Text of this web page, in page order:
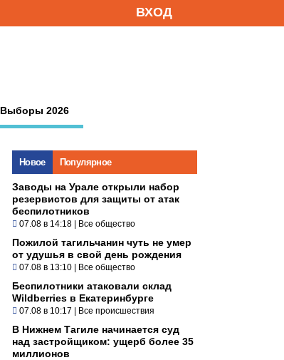
ВХОД
Выборы 2026
Новое Популярное
Заводы на Урале открыли набор
резервистов для защиты от атак
беспилотников
07.08 в 14:18 | Все общество
Пожилой тагильчанин чуть не умер
от удушья в свой день рождения
07.08 в 13:10 | Все общество
Беспилотники атаковали склад
Wildberries в Екатеринбурге
07.08 в 10:17 | Все происшествия
В Нижнем Тагиле начинается суд
над застройщиком: ущерб более 35
миллионов